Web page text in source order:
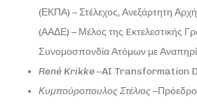
(ΕΚΠΑ) – Στέλεχος, Ανεξάρτητη
(ΑΑΔΕ) – Μέλος της Eκτελεστικής
Συνομοσπονδία Ατόμων με
René Krikke–AI Transformation
Κυμπούροπουλος Στέλιος